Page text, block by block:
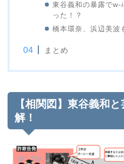
東谷義和の暴露で
った！？
橋本環奈、浜辺美波
まとめ
【相関図】東谷義和
解！